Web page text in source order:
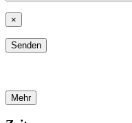
×
Mehr